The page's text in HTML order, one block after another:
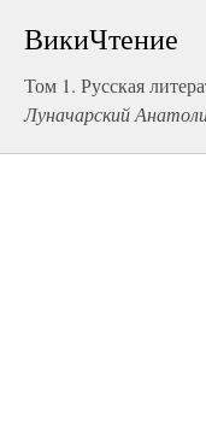
ВикиЧтение
Том 1. Русская
Луначарский